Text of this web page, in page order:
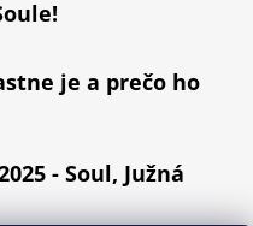
je a prečo ho
- Soul, Južná